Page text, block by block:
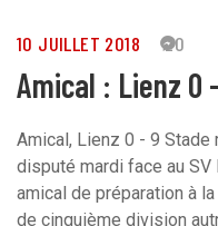
10 JUILLET 2018 20
Amical : Lienz 0
Amical, Lienz 0 - 9 Stade
disputé mardi face au
amical de préparation à
de cinquième division